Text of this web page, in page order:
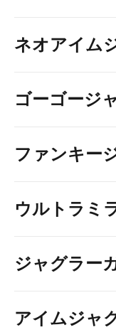
ネオアイム
ゴーゴージ
ファンキー
ウルトラミ
ジャグラー
アイムジャ